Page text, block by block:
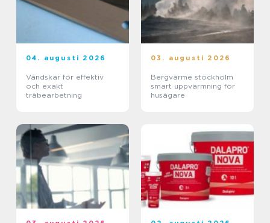
04. augusti 2026
Vändskär för effektiv
och exakt
träbearbetning
03. augusti 2026
Bergvärme stockholm
smart uppvärmning för
husägare